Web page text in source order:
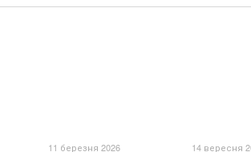
11 березня 2026 14 вересня